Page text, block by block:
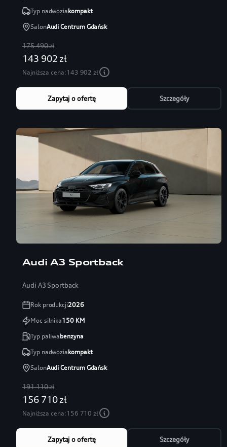
Typ nadwoziakompakt
SalonAudi Centrum Gdańsk
175 490 zł
143 902 zł
Najniższa cena:143 902 zł
Zapytaj o ofertę Szczegóły
Audi A3 Sportback
Audi A3 Sportback
Rok produkcji2026
Moc silnika150KM
Typ paliwabenzyna
Typ nadwoziakompakt
SalonAudi Centrum Gdańsk
191 110 zł
156 710 zł
Najniższa cena:156 710 zł
Zapytaj o ofertę Szczegóły